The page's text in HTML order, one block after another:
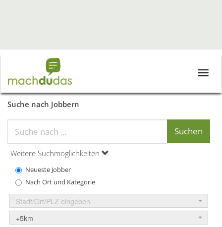
Toggle
Suche nach Jobbern
Weitere Suchmöglichkeiten
Neueste Jobber
Nach Ort und Kategorie
Stadt/Ort/PLZ eingeben
+5km